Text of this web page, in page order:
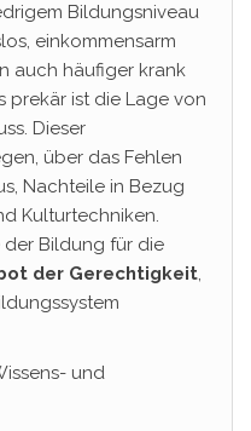
Bildungsniveau
einkommensarm
auch häufiger krank
prekär ist die Lage von
Dieser
über das Fehlen
Nachteile in Bezug
Kulturtechniken.
Bildung für die
der Gerechtigkeit,
und